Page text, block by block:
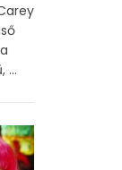
...